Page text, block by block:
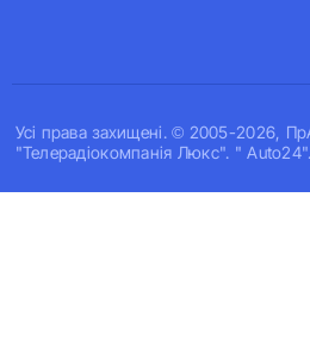
Усi права захищенi. © 2005-2026,
"Телерадіокомпанія Люкс". " Auto24".